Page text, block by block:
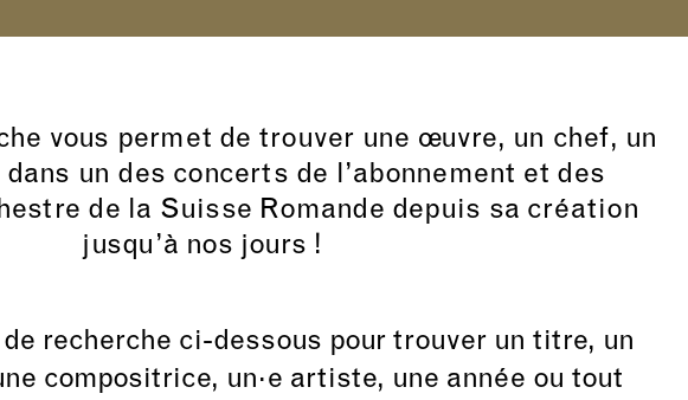
vous permet de trouver une œuvre, un chef, un
un des concerts de l’abonnement et des
de la Suisse Romande depuis sa création
jusqu’à nos jours !
recherche ci-dessous pour trouver un titre, un
compositrice, un·e artiste, une année ou tout